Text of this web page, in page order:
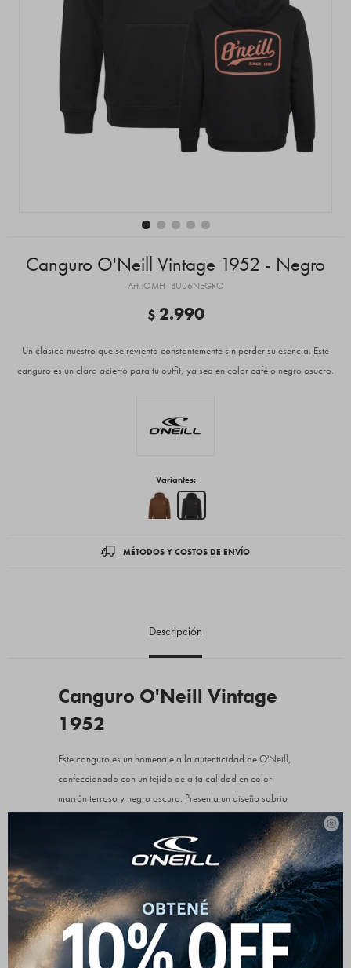

Canguro O'Neill Vintage 1952 - Negro
OMH1BU06NEGRO
$ 2.990
Un clásico nuestro que se revienta constantemente sin perder su esencia. Este
canguro es un claro acierto para tu outfit, ya sea en color café o negro osucro.
Variantes:
MÉTODOS Y COSTOS DE ENVÍO
Descripción
Canguro O'Neill Vintage
1952
Este canguro es un homenaje a la autenticidad de O'Neill,
confeccionado con un tejido de alta calidad en color
marrón terroso y negro oscuro. Presenta un diseño sobrio
al frente con un parche del logo O'Neill en color beige
que le da un toque distintivo y limpio. Pero el verdadero
protagonista se revela en la espalda, con un gran arte
gráfico en serigrafía que reinventa el logo de O'Neill junto
la fecha "1952". Una prenda premium que mezcla calidez
superior con la verdadera herencia del surf.
Detalles que marcan la diferencia: